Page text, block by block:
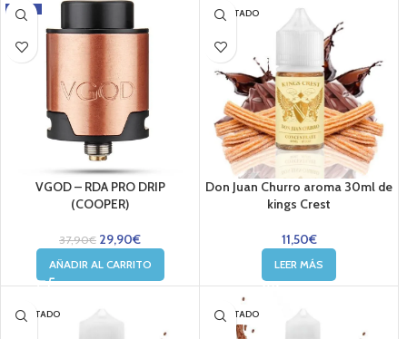
-21%
VGOD – RDA PRO DRIP
(COOPER)
37,90€ 29,90€
AÑADIR AL CARRITO
AGOTADO
Don Juan Churro aroma 30ml de
kings Crest
11,50€
LEER MÁS
AGOTADO AGOTADO